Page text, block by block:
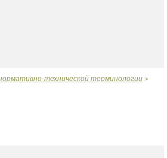
технической терминологии >